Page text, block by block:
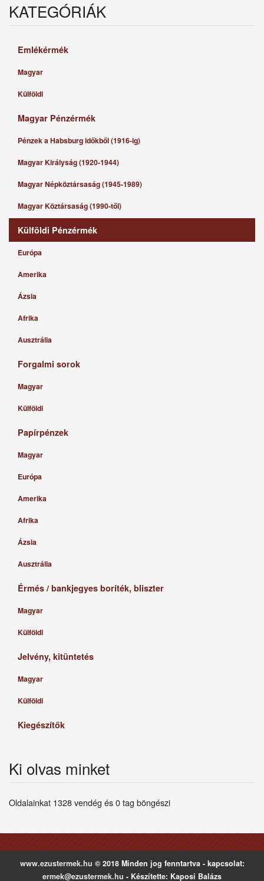
KATEGÓRIÁK
Emlékérmék
Magyar
Külföldi
Magyar Pénzérmék
Pénzek a Habsburg időkből (1916-ig)
Magyar Királyság (1920-1944)
Magyar Népköztársaság (1945-1989)
Magyar Köztársaság (1990-től)
Külföldi Pénzérmék
Európa
Amerika
Ázsia
Afrika
Ausztrália
Forgalmi sorok
Magyar
Külföldi
Papírpénzek
Magyar
Európa
Amerika
Afrika
Ázsia
Ausztrália
Érmés / bankjegyes boríték, bliszter
Magyar
Külföldi
Jelvény, kitüntetés
Magyar
Külföldi
Kiegészítők
Ki olvas minket
Oldalainkat 1328 vendég és 0 tag böngészi
www.ezustermek.hu © 2018 Minden jog fenntartva - kapcsolat:
ermek@ezustermek.hu - Készítette: Kaposi Balázs